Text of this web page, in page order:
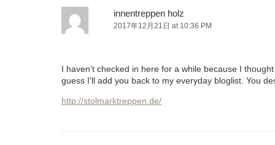
innentreppen holz
2017年12月21日 at 10:36 PM
I haven’t checked in here for a while because I
guess I’ll add you back to my everyday bloglist. You
http://stolmarktreppen.de/